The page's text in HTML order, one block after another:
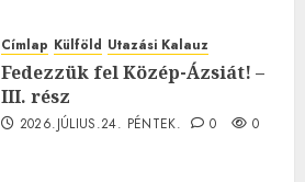
Címlap Külföld Utazási Kalauz
Fedezzük fel Közép-Ázsiát! –
III. rész
2026.JÚLIUS.24. PÉNTEK. 0 0